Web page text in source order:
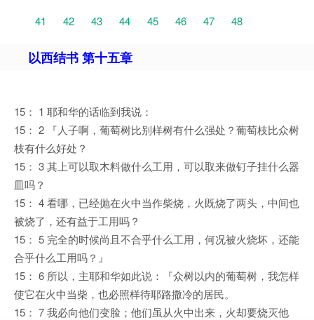
41
42 43 44 45 46 47 48
以西结书 第十五章
15： 1 耶和华的话临到我说：
15： 2 『人子啊，葡萄树比别样树有什么强处？葡萄枝比众树
枝有什么好处？
15： 3 其上可以取木料做什么工用，可以取来做钉子挂什么器
皿吗？
15： 4 看哪，已经抛在火中当作柴烧，火既烧了两头，中间也
被烧了，还有益于工用吗？
15： 5 完全的时候尚且不合乎什么工用，何况被火烧坏，还能
合乎什么工用吗？』
15： 6 所以，主耶和华如此说：『众树以内的葡萄树，我怎样
使它在火中当柴，也必照样待耶路撒冷的居民。
15： 7 我必向他们变脸；他们虽从火中出来，火却要烧灭他